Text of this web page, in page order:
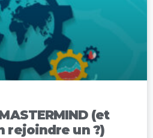
(et
rejoindre un ?)